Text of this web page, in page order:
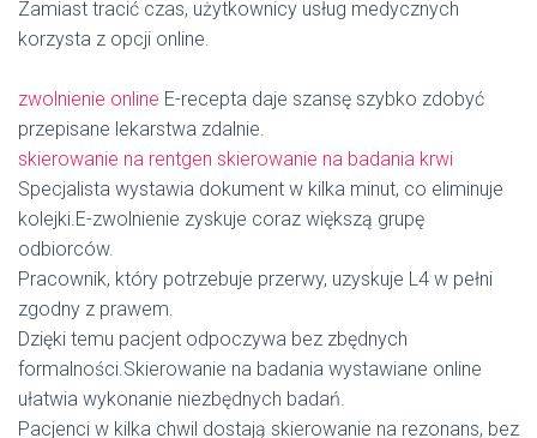
Zamiast tracić czas, użytkownicy usług medycznych
korzysta z opcji online.
zwolnienie online E-recepta daje szansę szybko zdobyć
przepisane lekarstwa zdalnie.
skierowanie na rentgen skierowanie na badania krwi
Specjalista wystawia dokument w kilka minut, co eliminuje
kolejki.E-zwolnienie zyskuje coraz większą grupę
odbiorców.
Pracownik, który potrzebuje przerwy, uzyskuje L4 w pełni
zgodny z prawem.
Dzięki temu pacjent odpoczywa bez zbędnych
formalności.Skierowanie na badania wystawiane online
ułatwia wykonanie niezbędnych badań.
Pacjenci w kilka chwil dostają skierowanie na rezonans, bez